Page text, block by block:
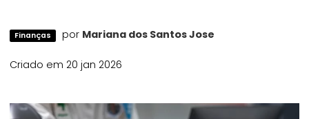
Finanças por Mariana dos Santos Jose
Criado em 20 jan 2026